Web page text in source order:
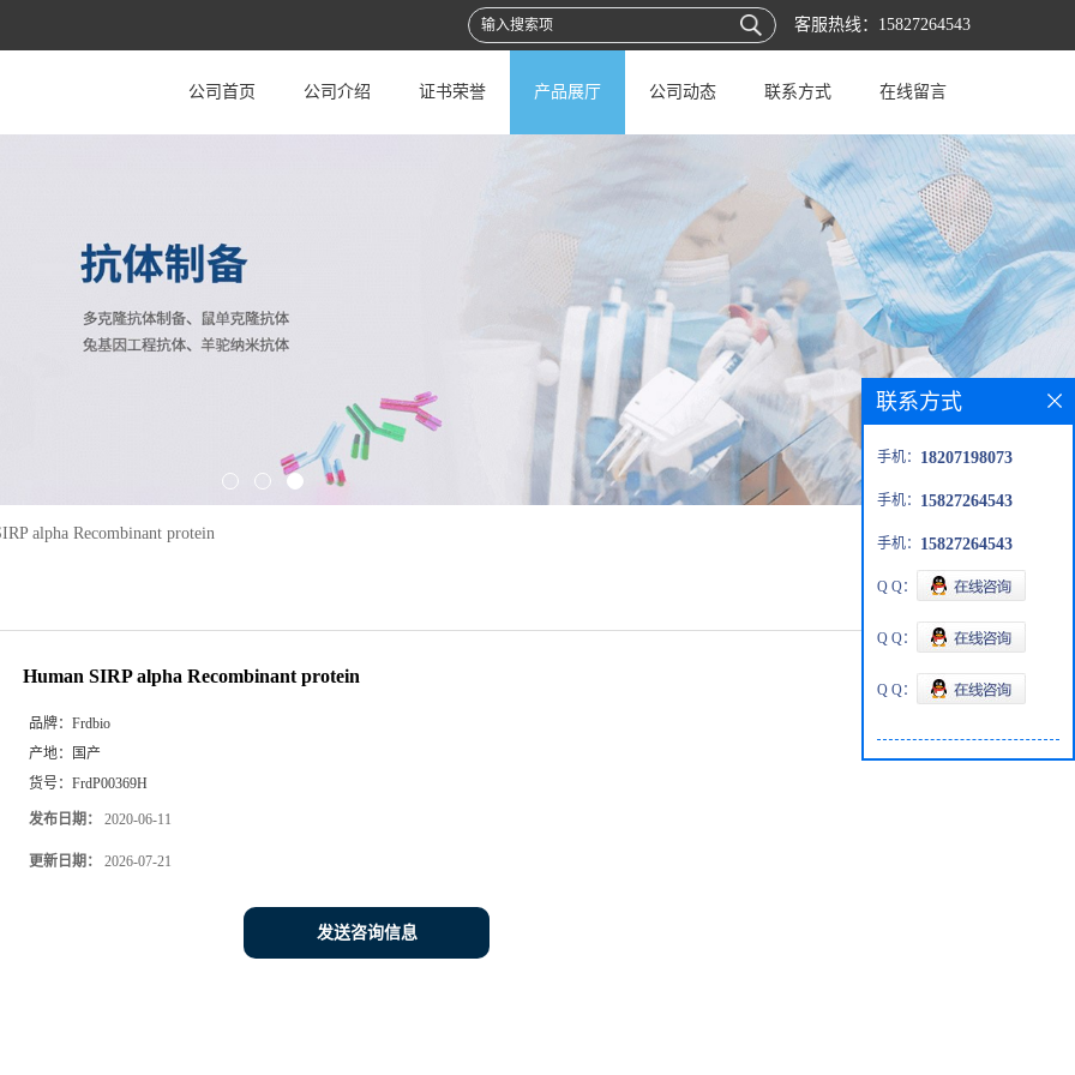
客服热线： 15827264543
公司首页 公司介绍 证书荣誉 产品展厅 公司动态 联系方式 在线留言
alpha Recombinant protein
Human SIRP alpha Recombinant protein
品牌： Frdbio
产地：
国产
货号： FrdP00369H
发布日期： 2020-06-11
更新日期： 2026-07-21
发送咨询信息
联系方式
手机： 18207198073
手机： 15827264543
手机： 15827264543
Q Q：
Q Q：
Q Q：